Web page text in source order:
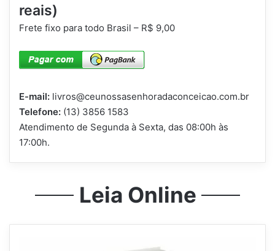
reais)
Frete fixo para todo Brasil – R$ 9,00
E-mail: livros@ceunossasenhoradaconceicao.com.br
Telefone: (13) 3856 1583
Atendimento de Segunda à Sexta, das 08:00h às
17:00h.
Leia Online